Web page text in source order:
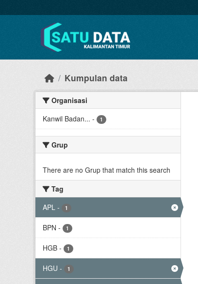
Kumpulan data
Organisasi
Kanwil Badan... - 1
Grup
There are no Grup that match this search
Tag
APL - 1
BPN - 1
HGB - 1
HGU - 1